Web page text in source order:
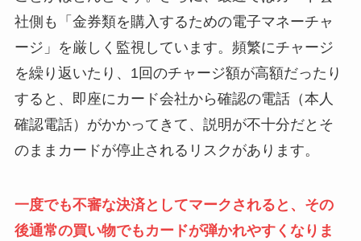
社側も「金券類を購入するための電子マネーチャ
ージ」を厳しく監視しています。頻繁にチャージ
を繰り返いたり、1回のチャージ額が高額だったり
すると、即座にカード会社から確認の電話（本人
確認電話）がかかってきて、説明が不十分だとそ
のままカードが停止されるリスクがあります。
一度でも不審な決済としてマークされると、その
後通常の買い物でもカードが弾かれやすくなりま